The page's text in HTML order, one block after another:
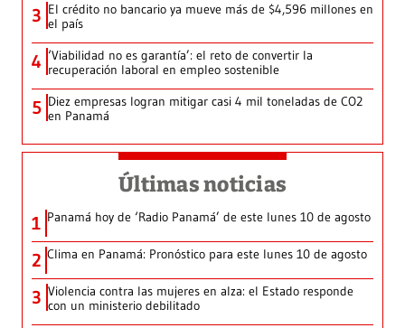
3 El crédito no bancario ya mueve más de $4,596 millones en
el país
4 ‘Viabilidad no es garantía’: el reto de convertir la
recuperación laboral en empleo sostenible
5 Diez empresas logran mitigar casi 4 mil toneladas de CO2
en Panamá
Últimas noticias
1 Panamá hoy de ‘Radio Panamá’ de este lunes 10 de agosto
2 Clima en Panamá: Pronóstico para este lunes 10 de agosto
3 Violencia contra las mujeres en alza: el Estado responde
con un ministerio debilitado